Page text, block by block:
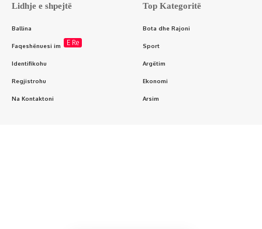
Lidhje e shpejtë
Ballina
Faqeshënuesi im E Re
Identifikohu
Regjistrohu
Na Kontaktoni
Top Kategoritë
Bota dhe Rajoni
Sport
Argëtim
Ekonomi
Arsim